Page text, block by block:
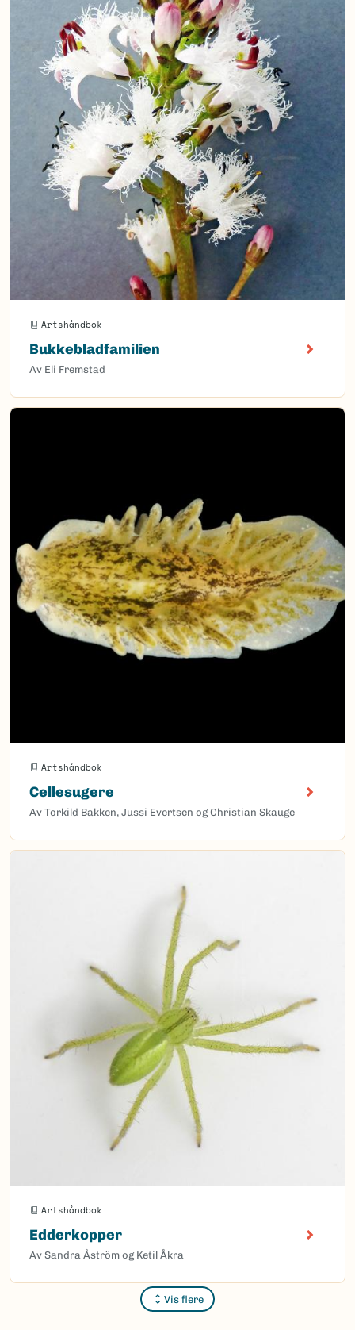
Artshåndbok
Bukkebladfamilien
Av Eli Fremstad
Artshåndbok
Cellesugere
Av Torkild Bakken, Jussi Evertsen og Christian Skauge
Artshåndbok
Edderkopper
Av Sandra Åström og Ketil Åkra
Vis flere